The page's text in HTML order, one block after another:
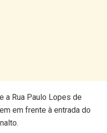
a Rua Paulo Lopes de
em frente à entrada do